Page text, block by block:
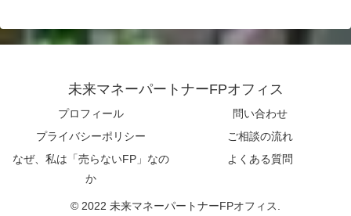
未来マネーパートナーFPオフィス
プロフィール
問い合わせ
プライバシーポリシー
ご相談の流れ
なぜ、私は「売らないFP」なの
か
よくある質問
© 2022 未来マネーパートナーFPオフィス.